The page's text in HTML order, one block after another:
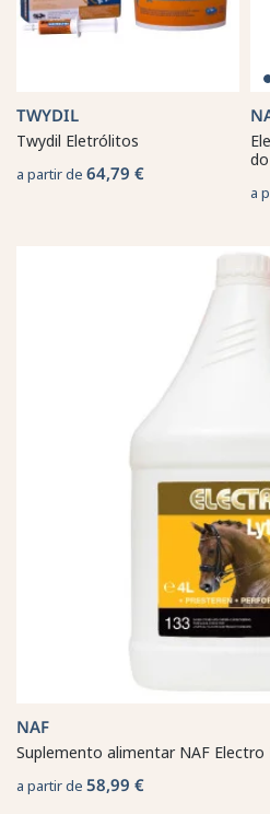
TWYDIL
Twydil Eletrólitos
a partir de 64,79 €
a
NAF
Suplemento alimentar NAF Electro
a partir de 58,99 €